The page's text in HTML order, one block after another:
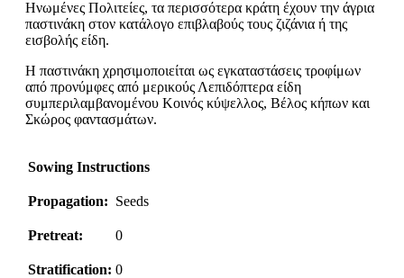
Ηνωμένες Πολιτείες, τα περισσότερα κράτη έχουν την άγρια
παστινάκη στον κατάλογο επιβλαβούς τους ζιζάνια ή της
εισβολής είδη.
Η παστινάκη χρησιμοποιείται ως εγκαταστάσεις τροφίμων
από προνύμφες από μερικούς Λεπιδόπτερα είδη
συμπεριλαμβανομένου Κοινός κύψελλος, Βέλος κήπων και
Σκώρος φαντασμάτων.
Sowing Instructions
Propagation: Seeds
Pretreat: 0
Stratification: 0